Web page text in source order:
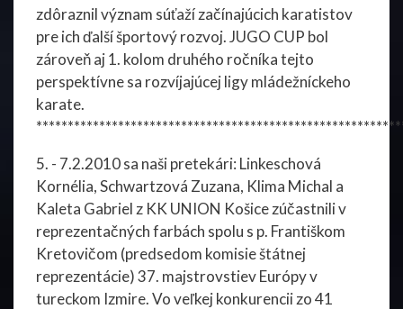
zdôraznil význam súťaží začínajúcich karatistov
pre ich ďalší športový rozvoj. JUGO CUP bol
zároveň aj 1. kolom druhého ročníka tejto
perspektívne sa rozvíjajúcej ligy mládežníckeho
karate.
5. - 7.2.2010 sa naši pretekári: Linkeschová
Kornélia, Schwartzová Zuzana, Klima Michal a
Kaleta Gabriel z KK UNION Košice zúčastnili v
reprezentačných farbách spolu s p. Františkom
Kretovičom (predsedom komisie štátnej
reprezentácie) 37. majstrovstiev Európy v
tureckom Izmire. Vo veľkej konkurencii zo 41